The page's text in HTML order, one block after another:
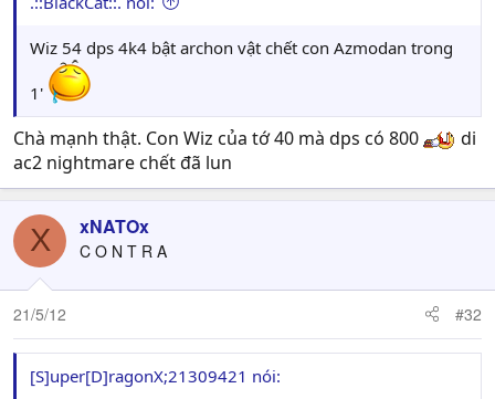
Wiz 54 dps 4k4 bật archon vật chết con Azmodan trong
1'
Chà mạnh thật. Con Wiz của tớ 40 mà dps có 800
di
ac2 nightmare chết đã lun
X xNATOx
C O N T R A
21/5/12 #32
[S]uper[D]ragonX;21309421 nói: